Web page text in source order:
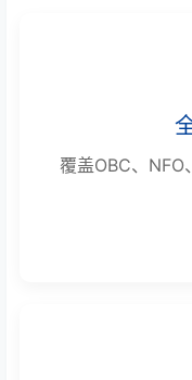
覆盖OBC、NFO